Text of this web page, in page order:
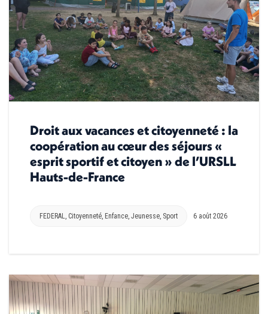
Droit aux vacances et citoyenneté : la
coopération au cœur des séjours «
esprit sportif et citoyen » de l’URSLL
Hauts-de-France
FEDERAL, Citoyenneté, Enfance, Jeunesse, Sport 6 août 2026